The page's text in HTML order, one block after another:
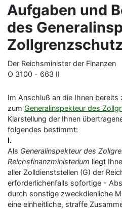
Aufgaben und
des
Der Reichsminister der Finanzen
O 3100 - 663 II
Im Anschluß an die Ihnen bereits
zumGeneralinspekteur des
Klarstellung der Ihnen
folgendes bestimmt:
I.
Als Generalinspekteur des
Reichsfinanzministerium liegt
aller Zolldienststellen (G) der
erforderlichenfalls sofortige -
durch sonstige zweckdienliche
eine einheitliche, straffe